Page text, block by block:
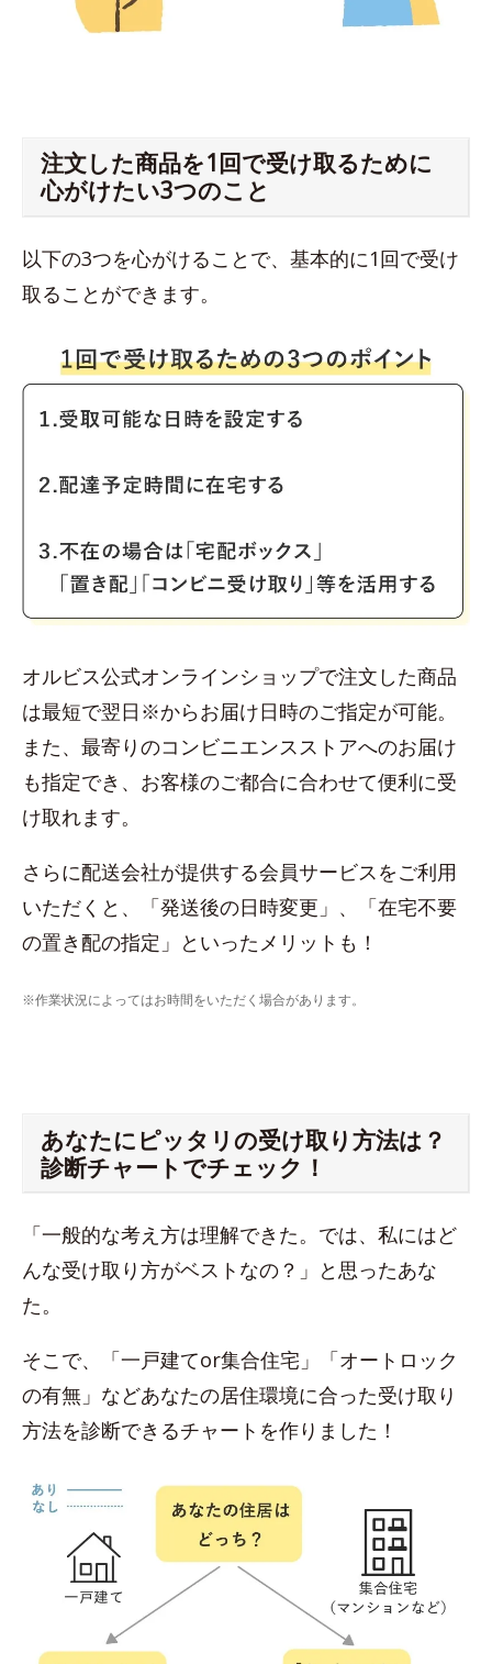
注文した商品を1回で受け取るために
心がけたい3つのこと
以下の3つを心がけることで、基本的に1回で受け
取ることができます。
オルビス公式オンラインショップで注文した商品
は最短で翌日※からお届け日時のご指定が可能。
また、最寄りのコンビニエンスストアへのお届け
も指定でき、お客様のご都合に合わせて便利に受
け取れます。
さらに配送会社が提供する会員サービスをご利用
いただくと、「発送後の日時変更」、「在宅不要
の置き配の指定」といったメリットも！
※作業状況によってはお時間をいただく場合があります。
あなたにピッタリの受け取り方法は？
診断チャートでチェック！
「一般的な考え方は理解できた。では、私にはど
んな受け取り方がベストなの？」と思ったあな
た。
そこで、「一戸建てor集合住宅」「オートロック
の有無」などあなたの居住環境に合った受け取り
方法を診断できるチャートを作りました！